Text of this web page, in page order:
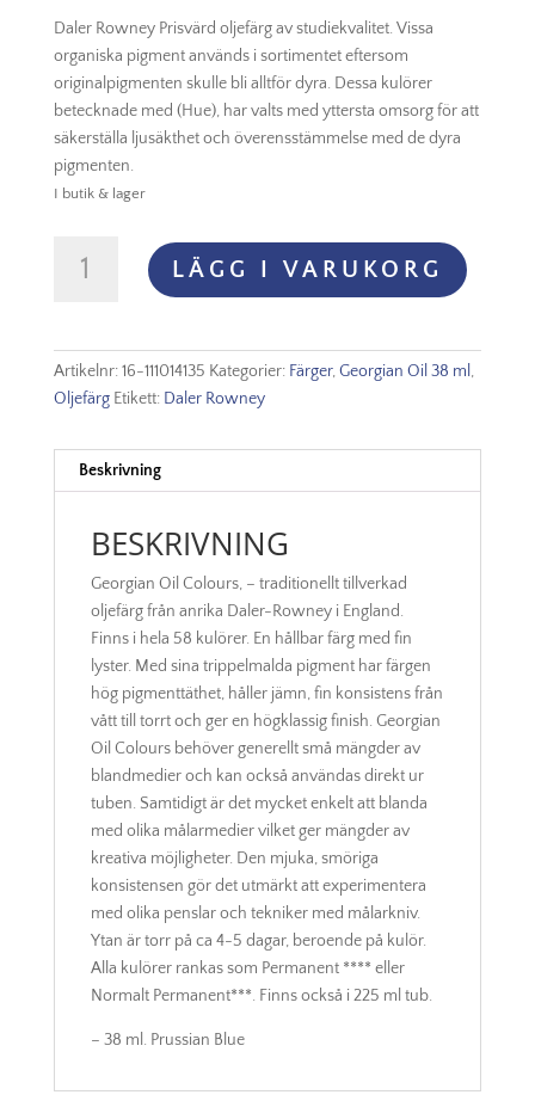
Daler Rowney Prisvärd oljefärg av studiekvalitet. Vissa
organiska pigment används i sortimentet eftersom
originalpigmenten skulle bli alltför dyra. Dessa kulörer
betecknade med (Hue), har valts med yttersta omsorg för att
säkerställa ljusäkthet och överensstämmelse med de dyra
pigmenten.
I butik & lager
Prussian
Blue
mängd
LÄGG I VARUKORG
Artikelnr:16-111014135 Kategorier: Färger,Georgian Oil 38 ml,
Oljefärg Etikett: Daler Rowney
Beskrivning
BESKRIVNING
Georgian Oil Colours, – traditionellt tillverkad
oljefärg från anrika Daler-Rowney i England.
Finns i hela 58 kulörer. En hållbar färg med fin
lyster. Med sina trippelmalda pigment har färgen
hög pigmenttäthet, håller jämn, fin konsistens från
vått till torrt och ger en högklassig finish. Georgian
Oil Colours behöver generellt små mängder av
blandmedier och kan också användas direkt ur
tuben. Samtidigt är det mycket enkelt att blanda
med olika målarmedier vilket ger mängder av
kreativa möjligheter. Den mjuka, smöriga
konsistensen gör det utmärkt att experimentera
med olika penslar och tekniker med målarkniv.
Ytan är torr på ca 4-5 dagar, beroende på kulör.
Alla kulörer rankas som Permanent **** eller
Normalt Permanent***. Finns också i 225 ml tub.
– 38 ml. Prussian Blue